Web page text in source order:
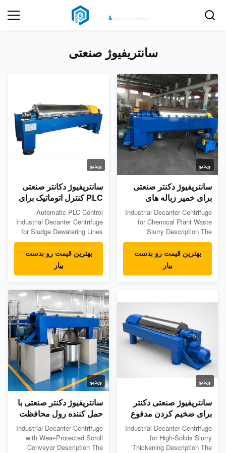
سانتریفیوژ صنعتی
ویدیو
سانتریفیوژ دکنتر صنعتی
برای خمیر زباله های
کارخانه های شیمیایی
Industrial Decanter Centrifuge
for Chemical Plant Waste
Slurry Description The
Industrial Decanter Centrifuge
for Chemical Plant Waste
Slurry is designed for
continuous solid-liquid
Chemical plants often ...
بهترین قیمت رو بدست
بیار
ویدیو
سانتریفیوژ دکانتر صنعتی
PLC کنترل اتوماتیک برای
خطوط آبگیری لجن
Automatic PLC Control
Industrial Decanter Centrifuge
for Sludge Dewatering Lines
Description Automatic
Industrial Decanter Centrifuge
with PLC Control is designed
for industrial solid-liquid
require automatic operation,
stable parameter control,
overload protection, and ...
بهترین قیمت رو بدست
بیار
ویدیو
سانتریفیوژ صنعتی دکنتر
برای ضخیم کردن مدفوع
جامد
Industrial Decanter Centrifuge
for High-Solids Slurry
Thickening Description The
ویدیو
سانتریفیوژ دکنتر صنعتی با
حمل کننده رول محافظت
شده از پوشیدن
Industrial Decanter Centrifuge
with Wear-Protected Scroll
Conveyor Description The